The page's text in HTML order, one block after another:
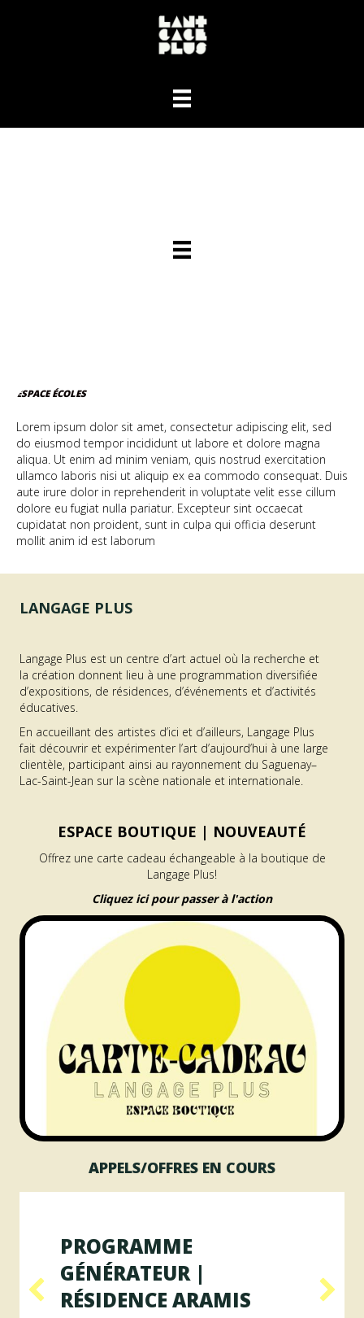
ESPACE ÉCOLES
Lorem ipsum dolor sit amet, consectetur adipiscing elit, sed
do eiusmod tempor incididunt ut labore et dolore magna
aliqua. Ut enim ad minim veniam, quis nostrud exercitation
ullamco laboris nisi ut aliquip ex ea commodo consequat. Duis
aute irure dolor in reprehenderit in voluptate velit esse cillum
dolore eu fugiat nulla pariatur. Excepteur sint occaecat
cupidatat non proident, sunt in culpa qui officia deserunt
mollit anim id est laborum
LANGAGE PLUS
Langage Plus est un centre d’art actuel où la recherche et
la création donnent lieu à une programmation diversifiée
d’expositions, de résidences, d’événements et d’activités
éducatives.
En accueillant des artistes d’ici et d’ailleurs, Langage Plus
fait découvrir et expérimenter l’art d’aujourd’hui à une large
clientèle, participant ainsi au rayonnement du Saguenay–
Lac-Saint-Jean sur la scène nationale et internationale.
ESPACE BOUTIQUE | NOUVEAUTÉ
Offrez une carte cadeau échangeable à la boutique de
Langage Plus!
Cliquez ici pour passer à l'action
APPELS/OFFRES EN COURS
PROGRAMME
GÉNÉRATEUR |
RÉSIDENCE ARAMIS